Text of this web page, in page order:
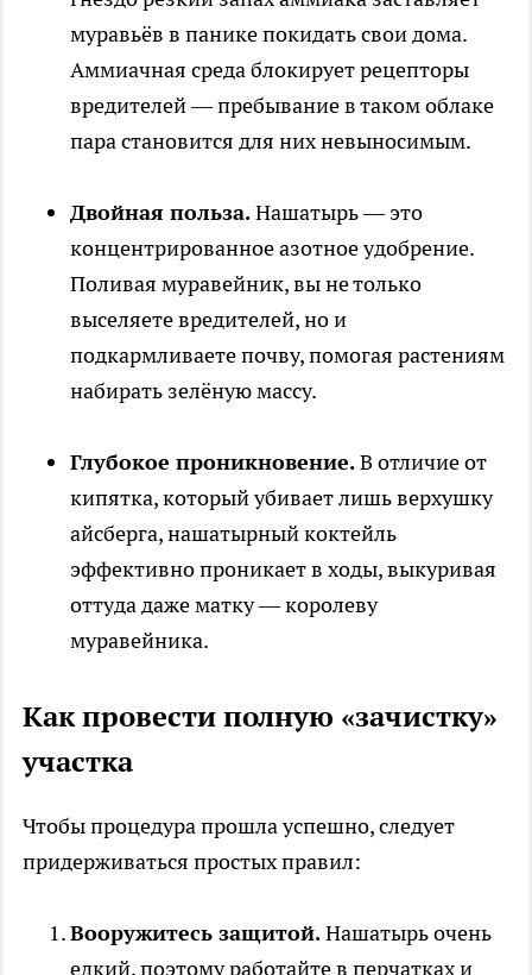
муравьёв в панике покидать свои дома.
Аммиачная среда блокирует рецепторы
вредителей — пребывание в таком облаке
пара становится для них невыносимым.
Двойная польза.Нашатырь — это
концентрированное азотное удобрение.
Поливая муравейник, вы не только
выселяете вредителей, но и
подкармливаете почву, помогая растениям
набирать зелёную массу.
Глубокое проникновение.В отличие от
кипятка, который убивает лишь верхушку
айсберга, нашатырный коктейль
эффективно проникает в ходы, выкуривая
оттуда даже матку — королеву
муравейника.
Как провести полную «зачистку»
участка
Чтобы процедура прошла успешно, следует
придерживаться простых правил:
Вооружитесь защитой.Нашатырь очень
едкий, поэтому работайте в перчатках и